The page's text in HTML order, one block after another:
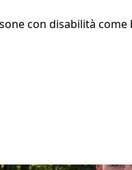
con disabilità